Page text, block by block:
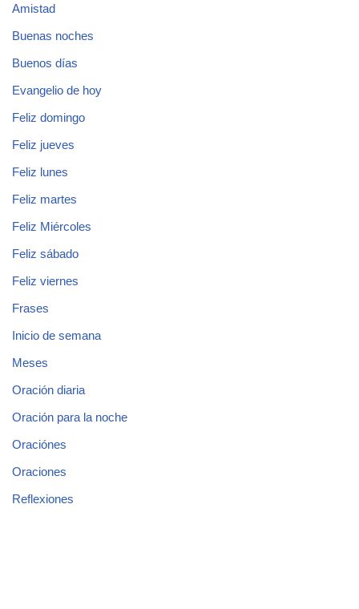
Amistad
Buenas noches
Buenos días
Evangelio de hoy
Feliz domingo
Feliz jueves
Feliz lunes
Feliz martes
Feliz Miércoles
Feliz sábado
Feliz viernes
Frases
Inicio de semana
Meses
Oración diaria
Oración para la noche
Oraciónes
Oraciones
Reflexiones